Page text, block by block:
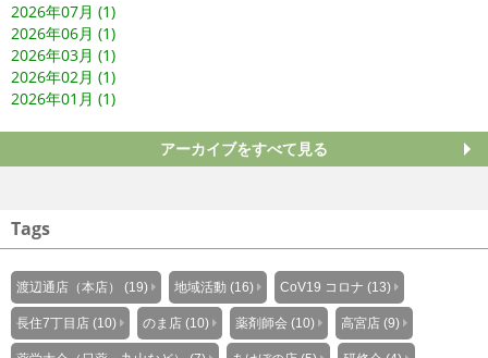
2026年07月 (1)
2026年06月 (1)
2026年03月 (1)
2026年02月 (1)
2026年01月 (1)
アーカイブをすべて見る
Tags
渡辺通店（本店） (19) 地域活動 (16) CoV19 コロナ (13)
長住7丁目店 (10) のま店 (10) 薬剤師会 (10) 高宮店 (9)